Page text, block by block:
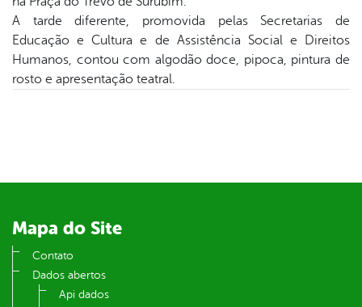
A tarde diferente, promovida pelas Secretarias de
Educação e Cultura e de Assistência Social e Direitos
Humanos, contou com algodão doce, pipoca, pintura de
rosto e apresentação teatral.
Mapa do Site
Contato
Dados abertos
Api dados